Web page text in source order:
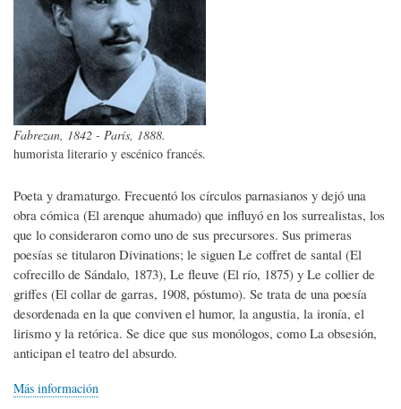
Fabrezan, 1842 - París, 1888.
humorista literario y escénico francés.
Poeta y dramaturgo. Frecuentó los círculos parnasianos y dejó una
obra cómica (El arenque ahumado) que influyó en los surrealistas, los
que lo consideraron como uno de sus precursores. Sus primeras
poesías se titularon Divinations; le siguen Le coffret de santal (El
cofrecillo de Sándalo, 1873), Le fleuve (El río, 1875) y Le collier de
griffes (El collar de garras, 1908, póstumo). Se trata de una poesía
desordenada en la que conviven el humor, la angustia, la ironía, el
lirismo y la retórica. Se dice que sus monólogos, como La obsesión,
anticipan el teatro del absurdo.
Más información